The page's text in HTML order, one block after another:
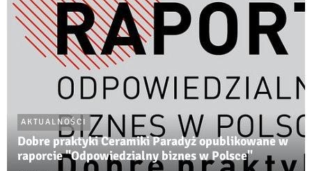
AKTUALNOŚCI
Dobre praktyki Ceramiki Paradyż opublikowane w
raporcie "Odpowiedzialny biznes w Polsce"